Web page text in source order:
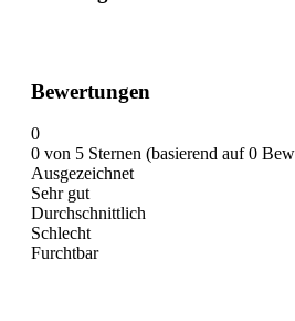
Bewertungen
0
0 von 5 Sternen (basierend auf 0
Ausgezeichnet
Sehr gut
Durchschnittlich
Schlecht
Furchtbar